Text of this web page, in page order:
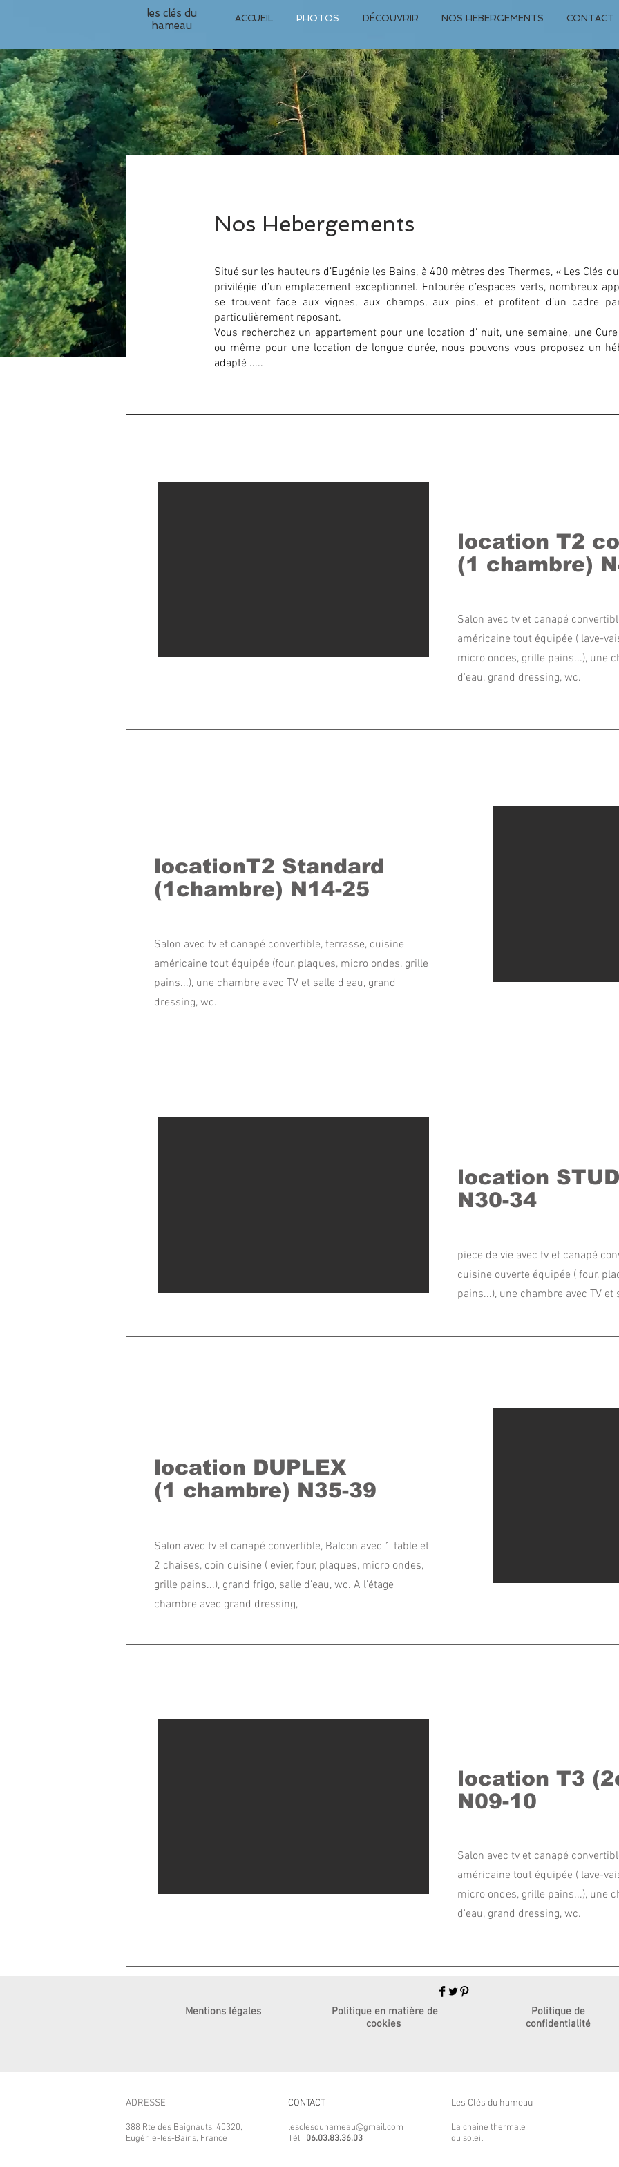
les clés du
hameau
ACCUEIL PHOTOS DÉCOUVRIR NOS HEBERGEMENTS CONTACT
Nos Hebergements
Situé sur les hauteurs d’Eugénie les Bains, à 400 mètres des Thermes, « Les Clés
privilégie d’un emplacement exceptionnel. Entourée d’espaces verts, nombreux
se trouvent face aux vignes, aux champs, aux pins, et profitent d’un cadre
particulièrement reposant.
Vous recherchez un appartement pour une location d' nuit, une semaine, une
ou même pour une location de longue durée, nous pouvons vous proposez un
adapté .....​
location T2
(1 chambre)
Salon avec tv et canapé
américaine tout équipée ( lave-
micro ondes, grille pains...), une
d'eau, grand dressing, wc.
locationT2 Standard
(1chambre) N14-25
Salon avec tv et canapé convertible, terrasse, cuisine
américaine tout équipée (four, plaques, micro ondes, grille
pains...), une chambre avec TV et salle d'eau, grand
dressing, wc.
location
N30-34
piece de vie avec tv et canapé
cuisine ouverte équipée ( four,
pains...), une chambre avec TV
location DUPLEX
(1 chambre) N35-39
Salon avec tv et canapé convertible, Balcon avec 1 table et
2 chaises, coin cuisine ( evier, four, plaques, micro ondes,
grille pains...), grand frigo, salle d'eau, wc. A l'étage
chambre avec grand dressing,
location T3
N09-10
Salon avec tv et canapé
américaine tout équipée ( lave-
micro ondes, grille pains...), une
d'eau, grand dressing, wc.
Mentions légales
Politique en matière de
cookies
Politique de
confidentialité
ADRESSE
388 Rte des Baignauts, 40320,
Eugénie-les-Bains, France
CONTACT
lesclesduhameau@gmail.com
Tél : 06.03.83.36.03
Les Clés du hameau
La chaine thermale
du soleil